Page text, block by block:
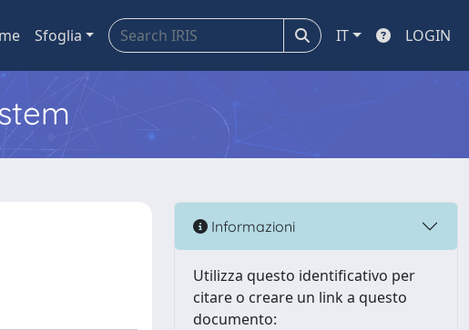
Sfoglia IT LOGIN
Informazioni
Utilizza questo identificativo per
citare o creare un link a questo
documento: